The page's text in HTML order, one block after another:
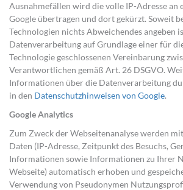
Ausnahmefällen wird die volle IP-Adresse an
Google übertragen und dort gekürzt. Soweit
Technologien nichts Abweichendes angeben
Datenverarbeitung auf Grundlage einer für
Technologie geschlossenen Vereinbarung
Verantwortlichen gemäß Art. 26 DSGVO.
Informationen über die Datenverarbeitung
in den Datenschutzhinweisen von Google.
Google Analytics
Zum Zweck der Webseitenanalyse werden
Daten (IP-Adresse, Zeitpunkt des Besuchs,
Informationen sowie Informationen zu Ihrer
Webseite) automatisch erhoben und
Verwendung von Pseudonymen